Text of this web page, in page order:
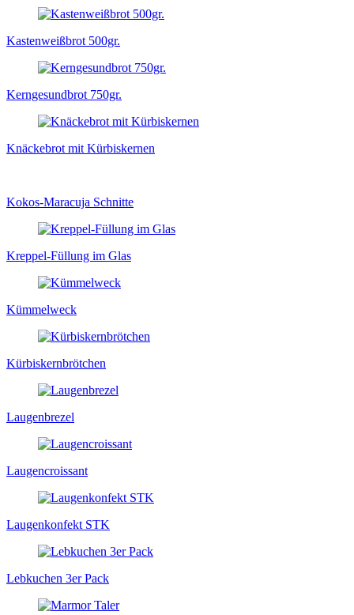
Kastenweißbrot 500gr.
Kerngesundbrot 750gr.
Knäckebrot mit Kürbiskernen
Kokos-Maracuja Schnitte
Kreppel-Füllung im Glas
Kümmelweck
Kürbiskernbrötchen
Laugenbrezel
Laugencroissant
Laugenkonfekt STK
Lebkuchen 3er Pack